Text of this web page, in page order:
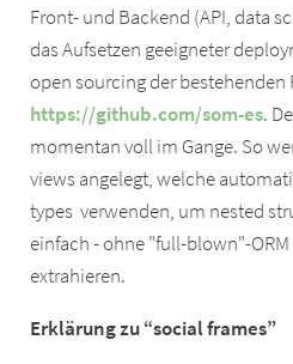
Front- und Backend (API, data
das Aufsetzen geeigneter
open sourcing der bestehenden
https://github.com/som-es.
momentan voll im Gange. So
views angelegt, welche
types verwenden, um nested
einfach - ohne "full-blown"-
extrahieren.
Erklärung zu “social frames”